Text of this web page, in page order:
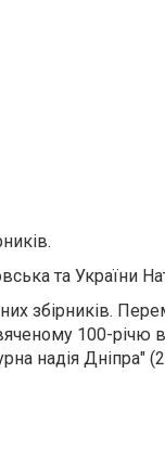
та України
збірників.
100-річю
надія Дніпра"